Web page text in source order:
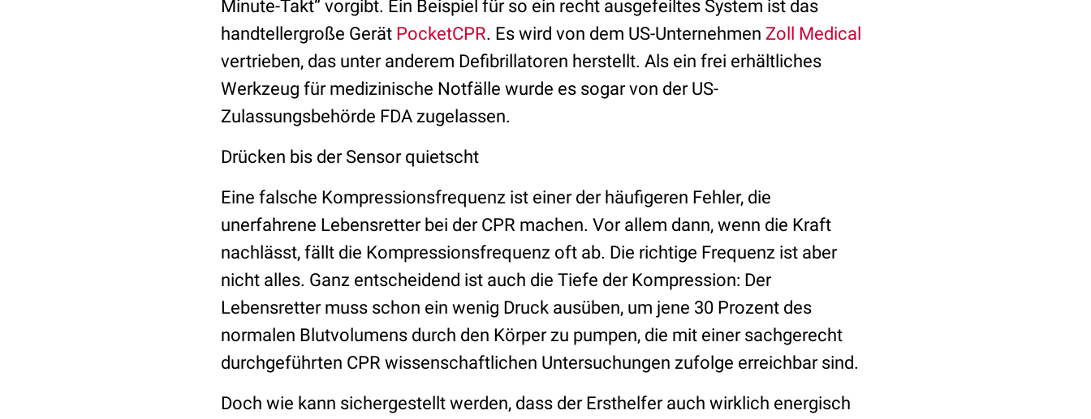
Minute-Takt“ vorgibt. Ein Beispiel für so ein recht ausgefeiltes System ist das
handtellergroße Gerät PocketCPR. Es wird von dem US-Unternehmen Zoll Medical
vertrieben, das unter anderem Defibrillatoren herstellt. Als ein frei erhältliches
Werkzeug für medizinische Notfälle wurde es sogar von der US-
Zulassungsbehörde FDA zugelassen.
Drücken bis der Sensor quietscht
Eine falsche Kompressionsfrequenz ist einer der häufigeren Fehler, die
unerfahrene Lebensretter bei der CPR machen. Vor allem dann, wenn die Kraft
nachlässt, fällt die Kompressionsfrequenz oft ab. Die richtige Frequenz ist aber
nicht alles. Ganz entscheidend ist auch die Tiefe der Kompression: Der
Lebensretter muss schon ein wenig Druck ausüben, um jene 30 Prozent des
normalen Blutvolumens durch den Körper zu pumpen, die mit einer sachgerecht
durchgeführten CPR wissenschaftlichen Untersuchungen zufolge erreichbar sind.
Doch wie kann sichergestellt werden, dass der Ersthelfer auch wirklich energisch